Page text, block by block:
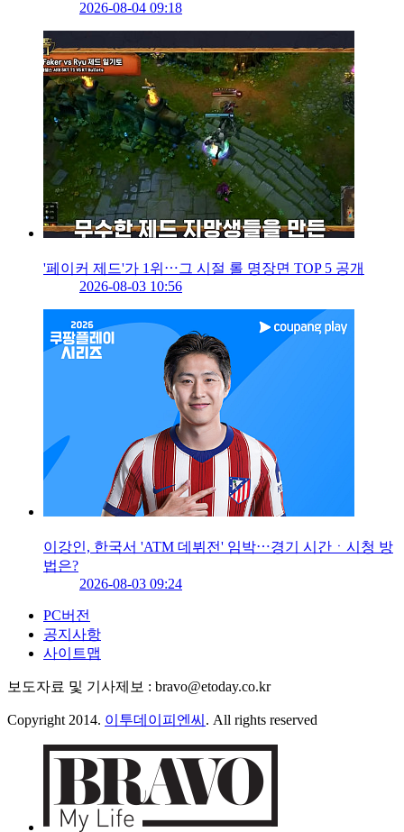
2026-08-04 09:18
'페이커 제드'가 1위⋯그 시절 롤 명장면 TOP 5 공개
2026-08-03 10:56
이강인, 한국서 'ATM 데뷔전' 임박⋯경기 시간ㆍ시청 방
법은?
2026-08-03 09:24
PC버전
공지사항
사이트맵
보도자료 및 기사제보 : bravo@etoday.co.kr
Copyright 2014. 이투데이피엔씨 . All rights reserved